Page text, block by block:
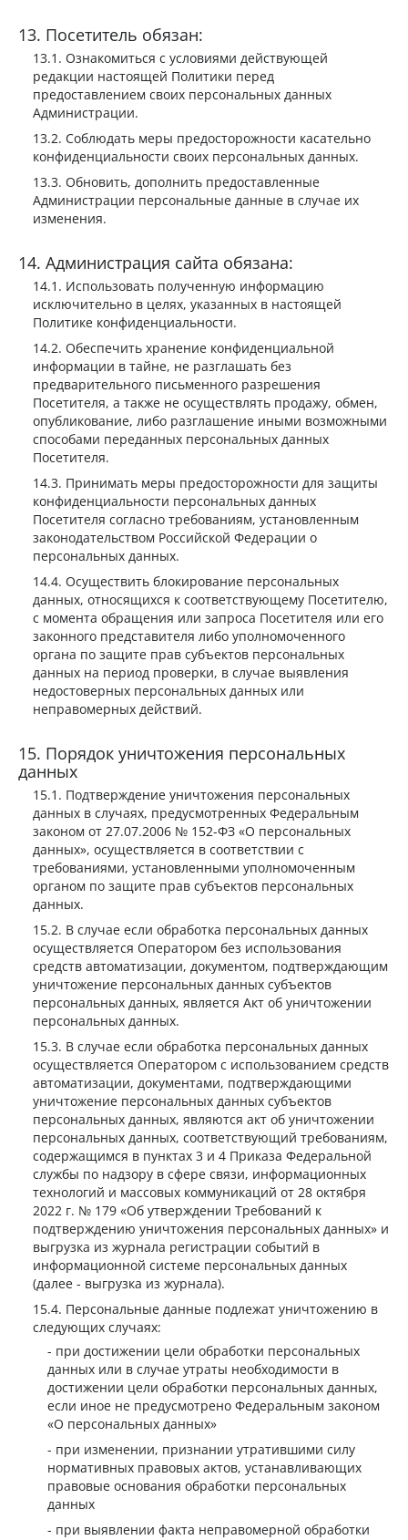
Посетитель обязан:
Ознакомиться с условиями действующей
редакции настоящей Политики перед
предоставлением своих персональных данных
Администрации.
Соблюдать меры предосторожности касательно
конфиденциальности своих персональных данных.
Обновить, дополнить предоставленные
Администрации персональные данные в случае их
изменения.
Администрация сайта обязана:
Использовать полученную информацию
исключительно в целях, указанных в настоящей
Политике конфиденциальности.
Обеспечить хранение конфиденциальной
информации в тайне, не разглашать без
предварительного письменного разрешения
Посетителя, а также не осуществлять продажу, обмен,
опубликование, либо разглашение иными возможными
способами переданных персональных данных
Посетителя.
Принимать меры предосторожности для защиты
конфиденциальности персональных данных
Посетителя согласно требованиям, установленным
законодательством Российской Федерации о
персональных данных.
Осуществить блокирование персональных
данных, относящихся к соответствующему Посетителю,
с момента обращения или запроса Посетителя или его
законного представителя либо уполномоченного
органа по защите прав субъектов персональных
данных на период проверки, в случае выявления
недостоверных персональных данных или
неправомерных действий.
Порядок уничтожения персональных
данных
Подтверждение уничтожения персональных
данных в случаях, предусмотренных Федеральным
законом от 27.07.2006 № 152-ФЗ «О персональных
данных», осуществляется в соответствии с
требованиями, установленными уполномоченным
органом по защите прав субъектов персональных
данных.
В случае если обработка персональных данных
осуществляется Оператором без использования
средств автоматизации, документом, подтверждающим
уничтожение персональных данных субъектов
персональных данных, является Акт об уничтожении
персональных данных.
В случае если обработка персональных данных
осуществляется Оператором с использованием средств
автоматизации, документами, подтверждающими
уничтожение персональных данных субъектов
персональных данных, являются акт об уничтожении
персональных данных, соответствующий требованиям,
содержащимся в пунктах 3 и 4 Приказа Федеральной
службы по надзору в сфере связи, информационных
технологий и массовых коммуникаций от 28 октября
2022 г. № 179 «Об утверждении Требований к
подтверждению уничтожения персональных данных» и
выгрузка из журнала регистрации событий в
информационной системе персональных данных
(далее - выгрузка из журнала).
Персональные данные подлежат уничтожению в
следующих случаях:
при достижении цели обработки персональных
данных или в случае утраты необходимости в
достижении цели обработки персональных данных,
если иное не предусмотрено Федеральным законом
«О персональных данных»
при изменении, признании утратившими силу
нормативных правовых актов, устанавливающих
правовые основания обработки персональных
данных
при выявлении факта неправомерной обработки